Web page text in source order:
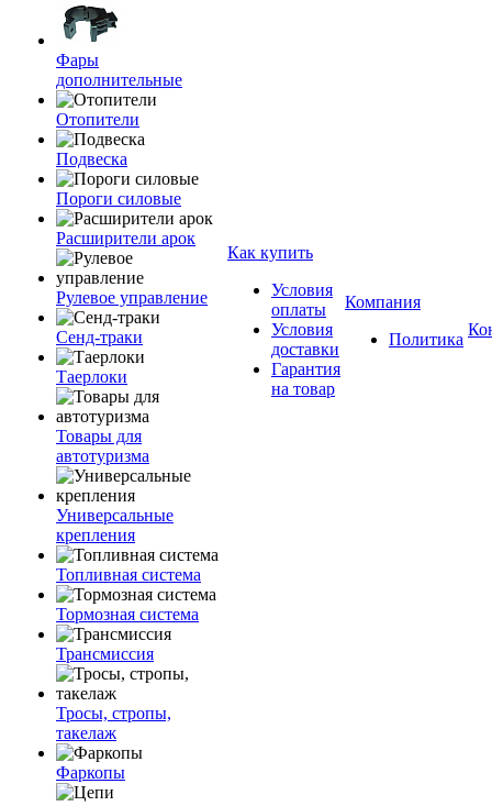
Фары
дополнительные
Отопители
Подвеска
Пороги силовые
Расширители арок
Рулевое управление
Сенд-траки
Таерлоки
Товары для
автотуризма
Универсальные
крепления
Топливная система
Тормозная система
Трансмиссия
Тросы, стропы,
такелаж
Фаркопы
Как купить
Условия
оплаты
Условия
доставки
Гарантия
на товар
Компания
Политика